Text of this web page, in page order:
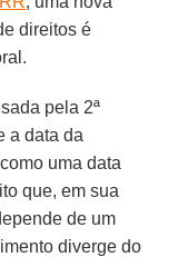
direitos é
pela 2ª
a data da
uma data
que, em sua
de um
diverge do